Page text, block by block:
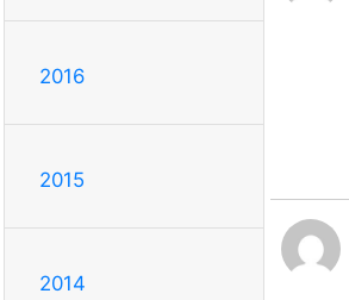
2016
2015
2014